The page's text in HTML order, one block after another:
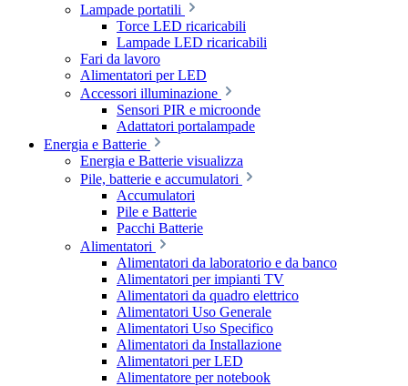
Lampade portatili
Torce LED ricaricabili
Lampade LED ricaricabili
Fari da lavoro
Alimentatori per LED
Accessori illuminazione
Sensori PIR e microonde
Adattatori portalampade
Energia e Batterie
Energia e Batterie visualizza
Pile, batterie e accumulatori
Accumulatori
Pile e Batterie
Pacchi Batterie
Alimentatori
Alimentatori da laboratorio e da banco
Alimentatori per impianti TV
Alimentatori da quadro elettrico
Alimentatori Uso Generale
Alimentatori Uso Specifico
Alimentatori da Installazione
Alimentatori per LED
Alimentatore per notebook